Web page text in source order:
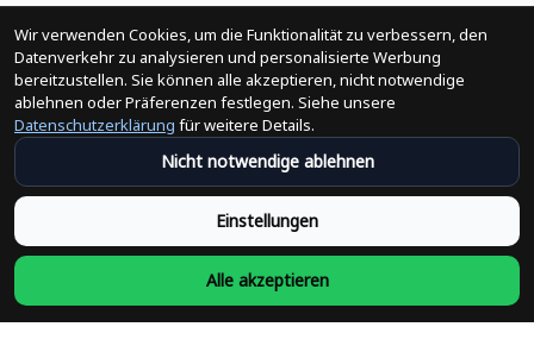
Politiken
Änderungen der Bestellung
Versandpolitik
Rückerstattungsrichtlinie
Rückgabepolitik
Wir verwenden Cookies, um die Funktionalität zu verbessern, den
Datenverkehr zu analysieren und personalisierte Werbung
bereitzustellen. Sie können alle akzeptieren, nicht notwendige
ablehnen oder Präferenzen festlegen. Siehe unsere
Datenschutzerklärung für weitere Details.
Nicht notwendige ablehnen
Einstellungen
Alle akzeptieren